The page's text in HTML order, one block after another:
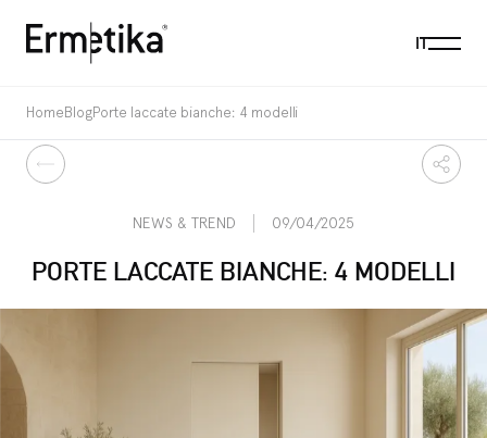
ITMenu
Indietro
Home BlogPorte laccate bianche: 4 modelli
NEWS & TREND 09/04/2025
PORTE LACCATE BIANCHE: 4 MODELLI